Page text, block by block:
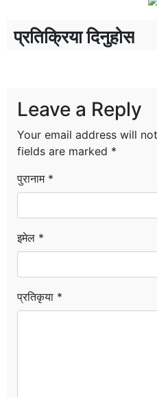
प्रतिक्रिया दिनुहोस
Leave a Reply
Your email address will
fields are marked *
पुरानाम *
इमेल *
प्रतिकृया *